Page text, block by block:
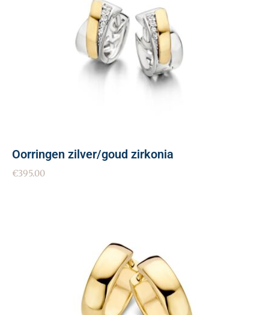
Oorringen zilver/goud zirkonia
€395.00